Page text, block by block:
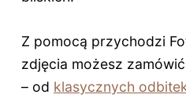
Z pomocą przychodzi
zdjęcia możesz
– od klasycznych